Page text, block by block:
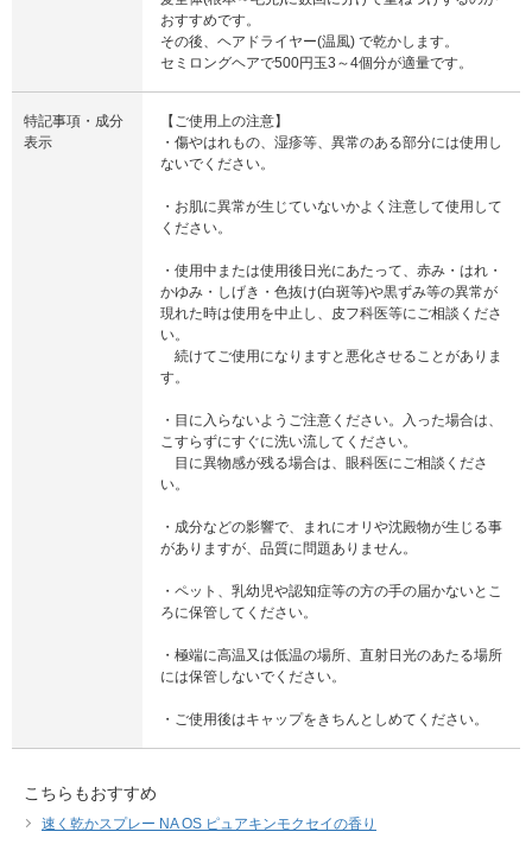
おすすめです。
その後、ヘアドライヤー(温風) で乾かします。
セミロングヘアで500円玉3～4個分が適量です。
特記事項・成分
表示
【ご使用上の注意】
・傷やはれもの、湿疹等、異常のある部分には使用し
ないでください。
・お肌に異常が生じていないかよく注意して使用して
ください。
・使用中または使用後日光にあたって、赤み・はれ・
かゆみ・しげき・色抜け(白斑等)や黒ずみ等の異常が
現れた時は使用を中止し、皮フ科医等にご相談くださ
い。
続けてご使用になりますと悪化させることがありま
す。
・目に入らないようご注意ください。入った場合は、
こすらずにすぐに洗い流してください。
目に異物感が残る場合は、眼科医にご相談くださ
い。
・成分などの影響で、まれにオリや沈殿物が生じる事
がありますが、品質に問題ありません。
・ペット、乳幼児や認知症等の方の手の届かないとこ
ろに保管してください。
・極端に高温又は低温の場所、直射日光のあたる場所
には保管しないでください。
・ご使用後はキャップをきちんとしめてください。
こちらもおすすめ
速く乾かスプレー NA OS ピュアキンモクセイの香り